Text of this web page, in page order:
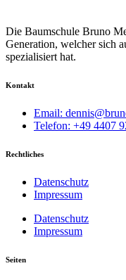
Die Baumschule Bruno
Generation, welcher sich
spezialisiert hat.
Kontakt
Email:
Telefon: +49 4407
Rechtliches
Datenschutz
Impressum
Datenschutz
Impressum
Seiten